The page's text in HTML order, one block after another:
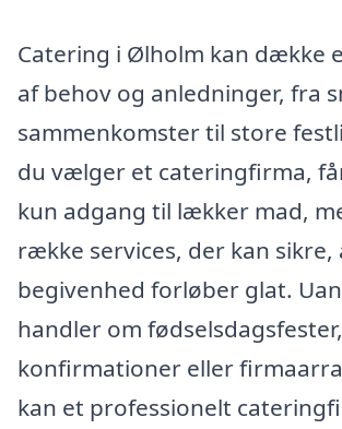
Catering i Ølholm kan dække
af behov og anledninger, fra
sammenkomster til store
du vælger et cateringfirma,
kun adgang til lækker mad,
række services, der kan sikre,
begivenhed forløber glat.
handler om
konfirmationer eller
kan et professionelt